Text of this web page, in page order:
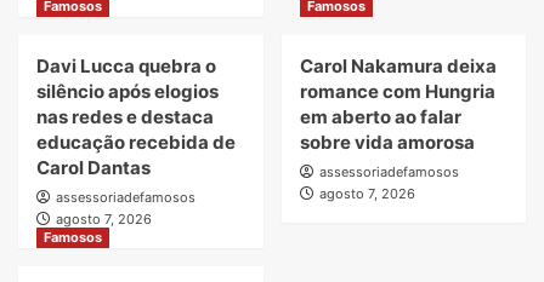
Famosos
Davi Lucca quebra o
silêncio após elogios
nas redes e destaca
educação recebida de
Carol Dantas
assessoriadefamosos
agosto 7, 2026
Famosos
Carol Nakamura deixa
romance com Hungria
em aberto ao falar
sobre vida amorosa
assessoriadefamosos
agosto 7, 2026
Famosos